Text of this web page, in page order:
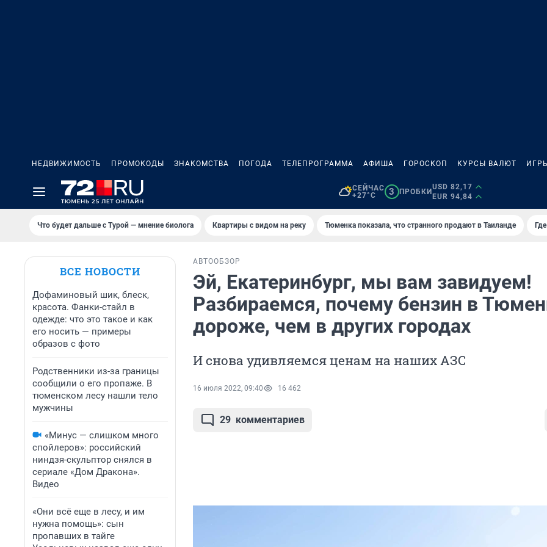
НЕДВИЖИМОСТЬ ПРОМОКОДЫ ЗНАКОМСТВА ПОГОДА ТЕЛЕПРОГРАММА АФИША ГОРОСКОП КУРСЫ ВАЛЮТ
СЕЙЧАС
+27°C
3 ПРОБКИ
USD 82,17
EUR 94,84
Что будет дальше с Турой — мнение биолога Квартиры с видом на реку Тюменка показала, что странного продают в Таиланде
ВСЕ НОВОСТИ
Дофаминовый шик, блеск,
красота. Фанки-стайл в
одежде: что это такое и как
его носить — примеры
образов с фото
Родственники из-за границы
сообщили о его пропаже. В
тюменском лесу нашли тело
мужчины
«Минус — слишком много
спойлеров»: российский
ниндзя-скульптор снялся в
сериале «Дом Дракона».
Видео
«Они всё еще в лесу, и им
нужна помощь»: сын
пропавших в тайге
АВТООБЗОР
Эй, Екатеринбург, мы вам завидуем!
Разбираемся, почему бензин в
дороже, чем в других городах
И снова удивляемся ценам на наших АЗС
16 июля 2022, 09:40 16 462
29 комментариев